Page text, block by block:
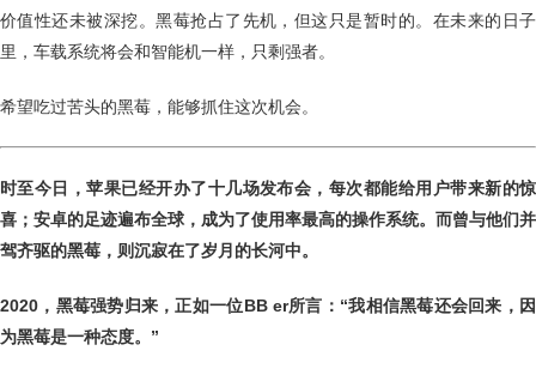
价值性还未被深挖。黑莓抢占了先机，但这只是暂时的。在未来的日子
里，车载系统将会和智能机一样，只剩强者。
希望吃过苦头的黑莓，能够抓住这次机会。
时至今日，苹果已经开办了十几场发布会，每次都能给用户带来新的惊
喜；安卓的足迹遍布全球，成为了使用率最高的操作系统。而曾与他们并
驾齐驱的黑莓，则沉寂在了岁月的长河中。
2020，黑莓强势归来，正如一位BB er所言：“我相信黑莓还会回来，因
为黑莓是一种态度。”